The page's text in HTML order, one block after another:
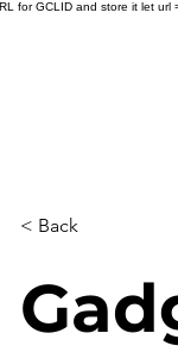
for GCLID and store it let
< Back